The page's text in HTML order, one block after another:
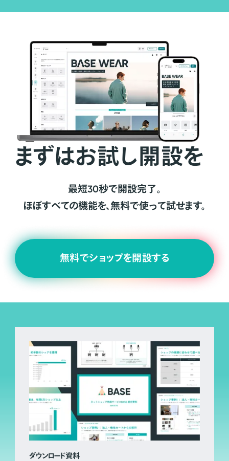
まずはお試し開設を
最短30秒で開設完了。
ほぼすべての機能を、無料で使って試せます。
無料でショップを開設する
ダウンロード資料